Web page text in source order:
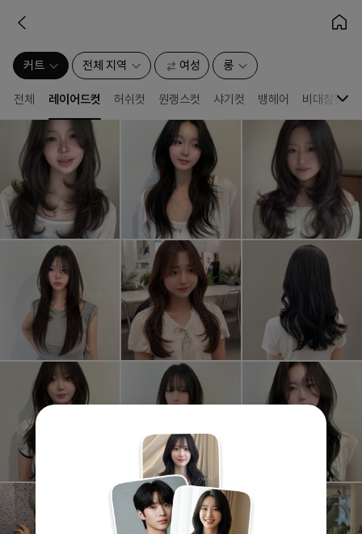
커트 전체 지역 여성 롱
전체 레이어드컷 허쉬컷 원랭스컷 샤기컷 뱅헤어 비대칭컷